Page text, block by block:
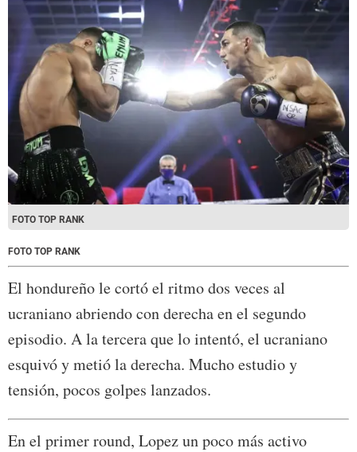
FOTO TOP RANK
FOTO TOP RANK
El hondureño le cortó el ritmo dos veces al
ucraniano abriendo con derecha en el segundo
episodio. A la tercera que lo intentó, el ucraniano
esquivó y metió la derecha. Mucho estudio y
tensión, pocos golpes lanzados.
En el primer round, Lopez un poco más activo